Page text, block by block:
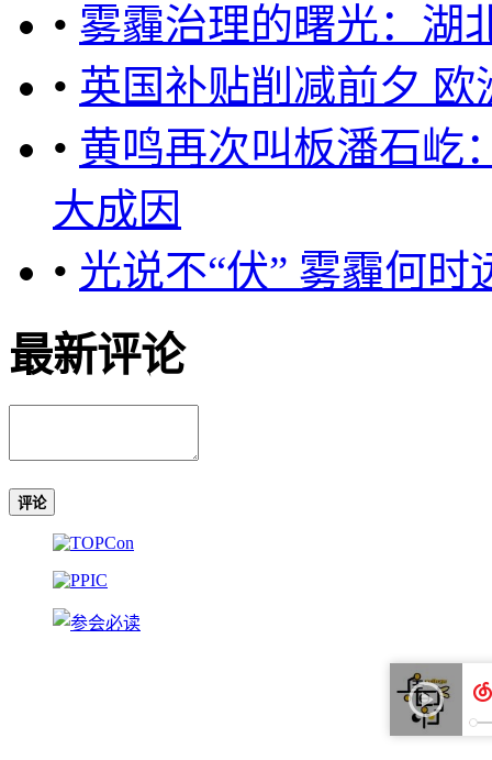
• 雾霾治理的曙光：湖
• 英国补贴削减前夕
• 黄鸣再次叫板潘石屹
大成因
• 光说不“伏” 雾霾何时
最新评论
评论